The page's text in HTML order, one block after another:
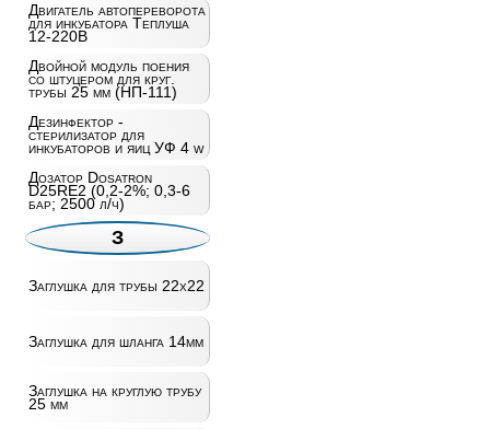
Двигатель автопереворота
для инкубатора Теплуша
12-220В
Двойной модуль поения
со штуцером для круг.
трубы 25 мм (НП-111)
Дезинфектор -
стерилизатор для
инкубаторов и яиц УФ 4 w
Дозатор Dosatron
D25RE2 (0,2-2%; 0,3-6
бар; 2500 л/ч)
З
Заглушка для трубы 22х22
Заглушка для шланга 14мм
Заглушка на круглую трубу
25 мм